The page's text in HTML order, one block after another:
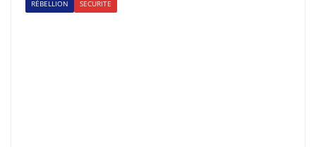
RÉBELLION
SECURITE